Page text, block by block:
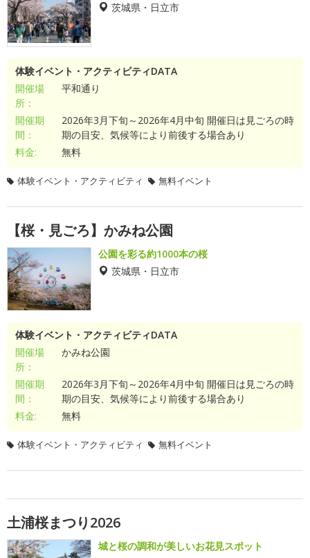
茨城県・日立市
体験イベント・アクティビティDATA
開催場
所：
平和通り
開催期
間：
2026年3月下旬～2026年4月中旬 開催日は見ごろの時
期の目安、気候等により前後する場合あり
料金:
無料
体験イベント・アクティビティ 無料イベント
【桜・見ごろ】かみね公園
公園を彩る約1000本の桜
茨城県・日立市
体験イベント・アクティビティDATA
開催場
所：
かみね公園
開催期
間：
2026年3月下旬～2026年4月中旬 開催日は見ごろの時
期の目安、気候等により前後する場合あり
料金:
無料
体験イベント・アクティビティ 無料イベント
土浦桜まつり2026
城と桜の調和が美しいお花見スポット